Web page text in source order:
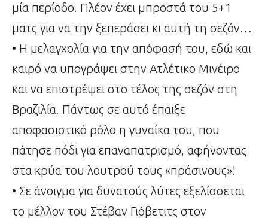
μία περίοδο. Πλέον έχει μπροστά του 5+1
ματς για να την ξεπεράσει κι αυτή τη σεζόν…
• Η μελαγχολία για την απόφασή του, εδώ και
καιρό να υπογράψει στην Ατλέτικο Μινέιρο
και να επιστρέψει στο τέλος της σεζόν στη
Βραζιλία. Πάντως σε αυτό έπαιξε
αποφασιστικό ρόλο η γυναίκα του, που
πάτησε πόδι για επαναπατρισμό, αφήνοντας
στα κρύα του λουτρού τους «πράσινους»!
• Σε άνοιγμα για δυνατούς λύτες εξελίσσεται
το μέλλον του Στέβαν Γιόβετιτς στον